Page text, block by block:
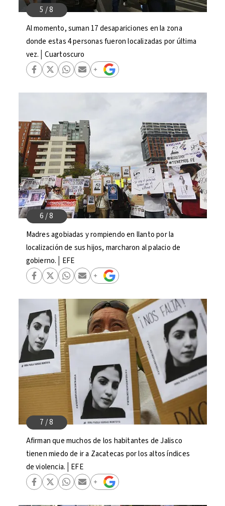
Al momento, suman 17 desapariciones en la zona
donde estas 4 personas fueron localizadas por última
vez.│Cuartoscuro
Madres agobiadas y rompiendo en llanto por la
localización de sus hijos, marcharon al palacio de
gobierno.│EFE
Afirman que muchos de los habitantes de Jalisco
tienen miedo de ir a Zacatecas por los altos índices
de violencia.│EFE